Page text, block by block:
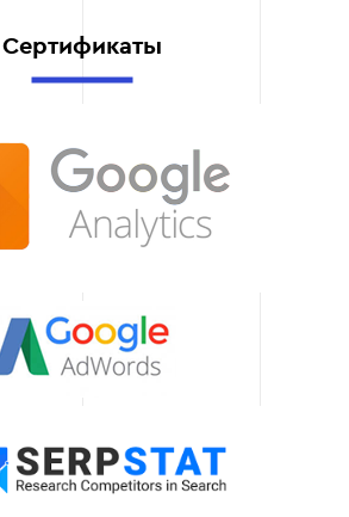
некачественные услуги.
Благодаря нашей
профессионального
подрядчика и получить
максимальную выгоду от
SEO-продвижения.
сотрудничества
После проверки вы
позволяет вам принимать
обоснованные решения и
Сертификаты